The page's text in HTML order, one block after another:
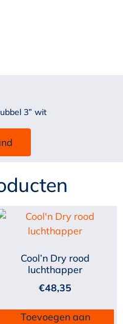
3” wit
Cool’n Dry rood
luchthapper
€48,35
Toevoegen aan